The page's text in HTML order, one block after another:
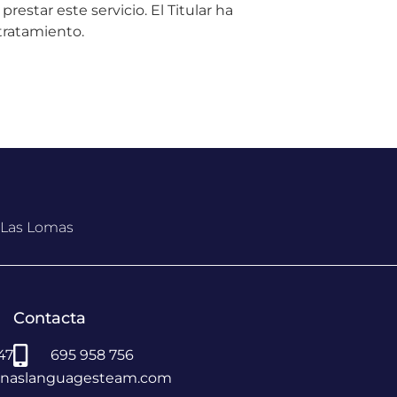
este servicio. El Titular ha
Lomas
Contacta
695 958 756